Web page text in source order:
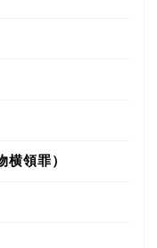
領罪）